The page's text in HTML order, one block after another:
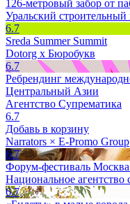
126-метровый забор от
Уральский
6.7
Sreda Summer Summit
Dotorg x Бюробукв
6.7
Ребрендинг
Центральный Азии
Агентство Супрематика
6.7
Добавь в корзину
Narrators × E-Promo Group
6.7
Форум-фестиваль
Национальное агентство
6.7